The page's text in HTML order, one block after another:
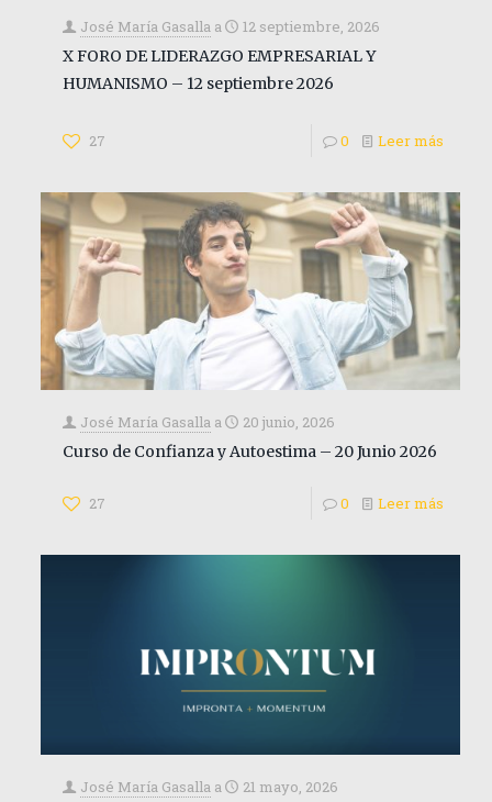
José María Gasalla a
12 septiembre, 2026
X FORO DE LIDERAZGO EMPRESARIAL Y
HUMANISMO – 12 septiembre 2026
27 0 Leer más
José María Gasalla a
20 junio, 2026
Curso de Confianza y Autoestima – 20 Junio 2026
27 0 Leer más
José María Gasalla a
21 mayo, 2026